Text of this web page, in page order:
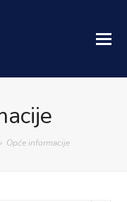
Opće informacije